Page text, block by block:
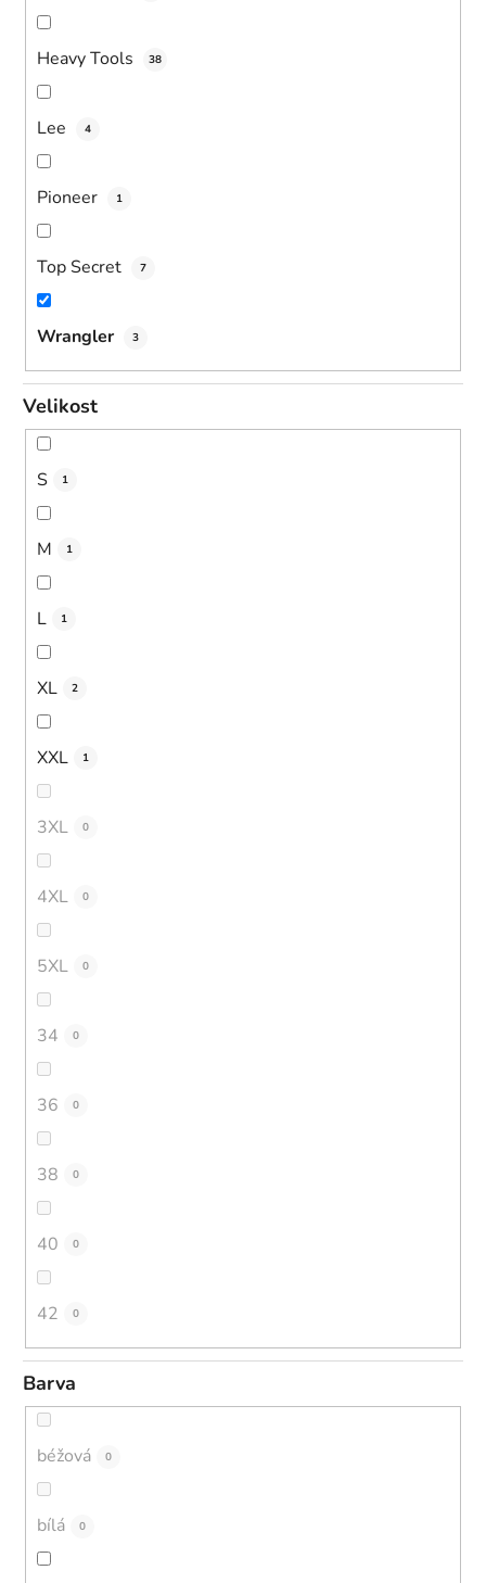
Heavy Tools 38
Lee 4
Pioneer 1
Top Secret 7
Wrangler 3
Velikost
S 1
M 1
L 1
XL 2
XXL 1
3XL 0
4XL 0
5XL 0
34 0
36 0
38 0
40 0
42 0
Barva
béžová 0
bílá 0